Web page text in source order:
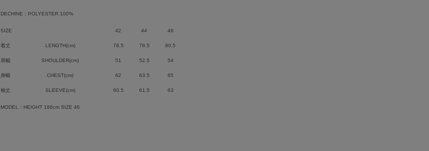
DECHINE：POLYESTER 100%
SIZE 42 44 46
着丈 LENGTH(cm) 76.5 78.5 80.5
肩幅 SHOULDER(cm) 51 52.5 54
身幅 CHEST(cm) 62 63.5 65
袖丈 SLEEVE(cm) 60.5 61.5 63
MODEL：HEIGHT 186cm SIZE 46